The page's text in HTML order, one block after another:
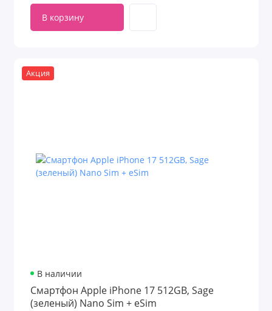
В корзину
Акция
В наличии
Смартфон Apple iPhone 17 512GB, Sage
(зеленый) Nano Sim + eSim